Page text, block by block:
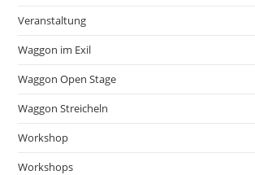
Veranstaltung
Waggon im Exil
Waggon Open Stage
Waggon Streicheln
Workshop
Workshops